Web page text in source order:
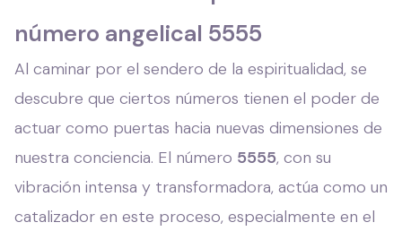
número angelical 5555
Al caminar por el sendero de la espiritualidad, se
descubre que ciertos números tienen el poder de
actuar como puertas hacia nuevas dimensiones de
nuestra conciencia. El número 5555, con su
vibración intensa y transformadora, actúa como un
catalizador en este proceso, especialmente en el